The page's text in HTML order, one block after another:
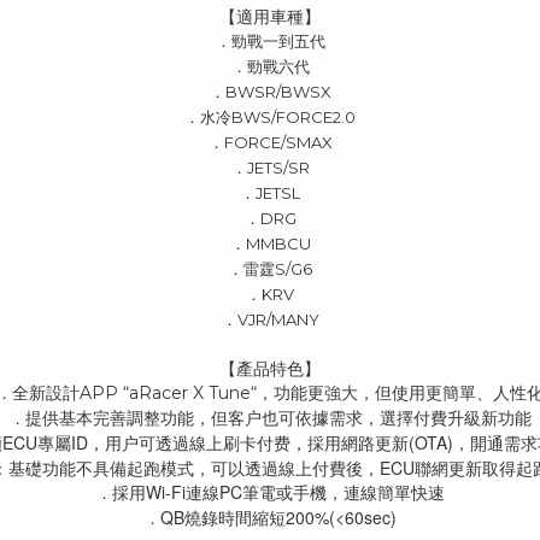
【適用車種】
．勁戰一到五代
．勁戰六代
．BWSR/BWSX
．水冷BWS/FORCE2.0
．FORCE/SMAX
．JETS/SR
．JETSL
．DRG
．MMBCU
．雷霆S/G6
．KRV
．VJR/MANY
【產品特色】
全新設計APP “aRacer X Tune“，功能更強大，但使用更簡單、人性
． 提供基本完善調整功能，但客户也可依據需求，選擇付費升級新功能
專屬ID，用户可透過線上刷卡付费，採用網路更新(OTA)，開通需求
基礎功能不具備起跑模式，可以透過線上付費後，ECU聯網更新取得起
． 採用Wi-Fi連線PC筆電或手機，連線簡單快速
． QB燒錄時間縮短200%(<60sec)